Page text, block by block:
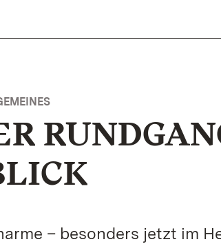
– besonders jetzt im